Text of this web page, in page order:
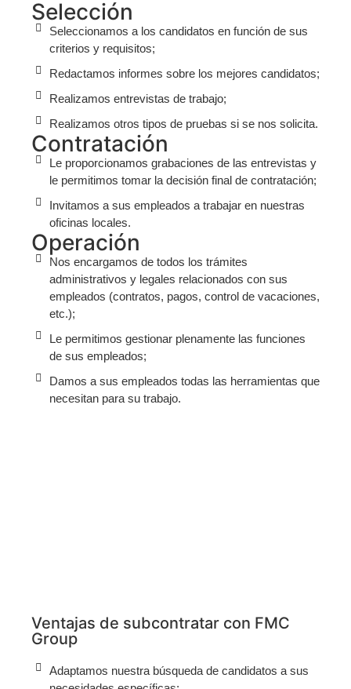
Selección
Seleccionamos a los candidatos en función de sus
criterios y requisitos;
Redactamos informes sobre los mejores candidatos;
Realizamos entrevistas de trabajo;
Realizamos otros tipos de pruebas si se nos solicita.
Contratación
Le proporcionamos grabaciones de las entrevistas y
le permitimos tomar la decisión final de contratación;
Invitamos a sus empleados a trabajar en nuestras
oficinas locales.
Operación
Nos encargamos de todos los trámites
administrativos y legales relacionados con sus
empleados (contratos, pagos, control de vacaciones,
etc.);
Le permitimos gestionar plenamente las funciones
de sus empleados;
Damos a sus empleados todas las herramientas que
necesitan para su trabajo.
Ventajas de subcontratar con FMC
Group
Adaptamos nuestra búsqueda de candidatos a sus